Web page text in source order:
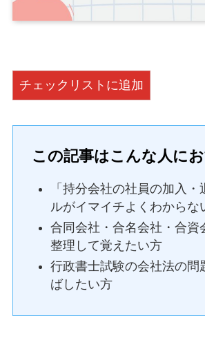
チェックリストに追加
この記事はこんな人に
「持分会社の社員の加入
ルがイマイチよくわからな
合同会社・合名会社・合資
整理して覚えたい方
行政書士試験の会社法の問
ばしたい方